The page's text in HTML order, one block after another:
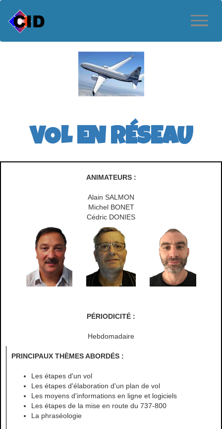
VOL EN RÉSEAU
ANIMATEURS :
Alain SALMON
Michel BONET
Cédric DONIES
PÉRIODICITÉ :
Hebdomadaire
PRINCIPAUX THÈMES ABORDÉS :
Les étapes d'un vol
Les étapes d'élaboration d'un plan de vol
Les moyens d'informations en ligne et logiciels
Les étapes de la mise en route du 737-800
La phraséologie